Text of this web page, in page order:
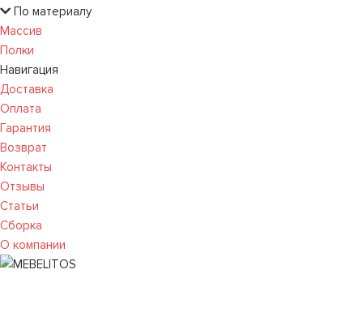
По материалу
Массив
Полки
Навигация
Доставка
Оплата
Гарантия
Возврат
Контакты
Отзывы
Статьи
Сборка
О компании